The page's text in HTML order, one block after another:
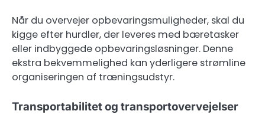
Når du overvejer opbevaringsmuligheder, skal du
kigge efter hurdler, der leveres med bæretasker
eller indbyggede opbevaringsløsninger. Denne
ekstra bekvemmelighed kan yderligere strømline
organiseringen af træningsudstyr.
Transportabilitet og transportovervejelser